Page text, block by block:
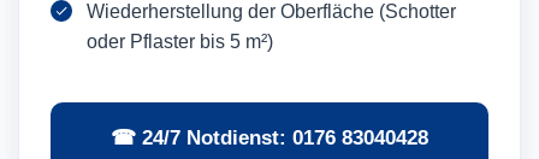
Wiederherstellung der Oberfläche (Schotter
oder Pflaster bis 5 m²)
☎ 24/7 Notdienst: 0176 83040428